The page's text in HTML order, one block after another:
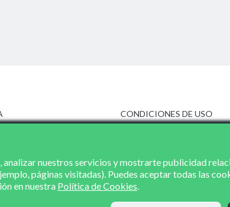
CONDICIONES DE USO
POLÍTICA DE COOKIES
nuestros servicios y mostrarte publicidad
páginas visitadas). Puedes aceptar todas las
en nuestra Política de Cookies.